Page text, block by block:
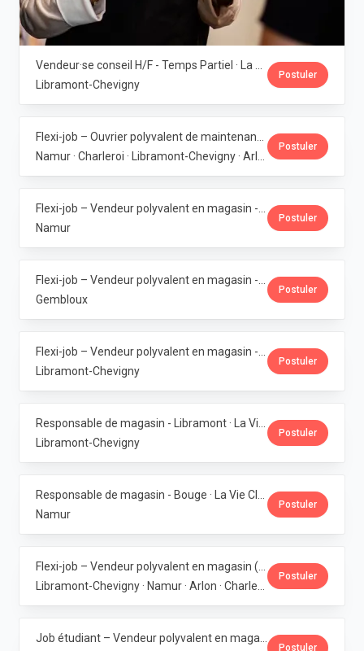
Libramont-Chevigny
Postuler
Postuler
Namur
Postuler
Gembloux
Postuler
Libramont-Chevigny
Postuler
Libramont-Chevigny
Postuler
Namur
Postuler
Postuler
Postuler